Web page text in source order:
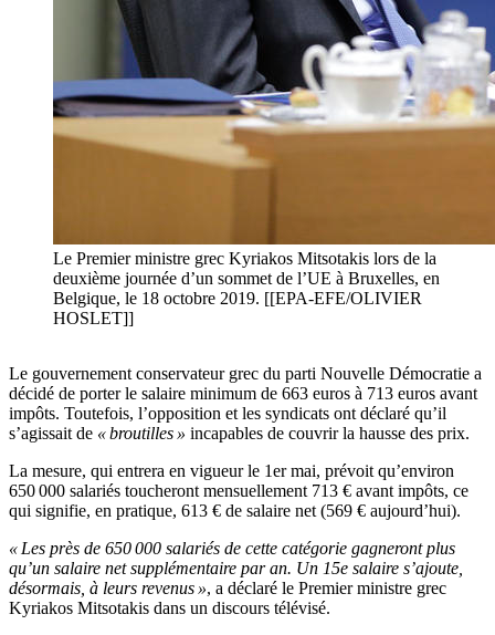
Le Premier ministre grec Kyriakos Mitsotakis lors de la
deuxième journée d’un sommet de l’UE à Bruxelles, en
Belgique, le 18 octobre 2019. [[EPA-EFE/OLIVIER
HOSLET]]
Le gouvernement conservateur grec du parti Nouvelle Démocratie a
décidé de porter le salaire minimum de 663 euros à 713 euros avant
impôts. Toutefois, l’opposition et les syndicats ont déclaré qu’il
s’agissait de « broutilles » incapables de couvrir la hausse des prix.
La mesure, qui entrera en vigueur le 1er mai, prévoit qu’environ
650 000 salariés toucheront mensuellement 713 € avant impôts, ce
qui signifie, en pratique, 613 € de salaire net (569 € aujourd’hui).
« Les près de 650 000 salariés de cette catégorie gagneront plus
qu’un salaire net supplémentaire par an. Un 15e salaire s’ajoute,
désormais, à leurs revenus », a déclaré le Premier ministre grec
Kyriakos Mitsotakis dans un discours télévisé.